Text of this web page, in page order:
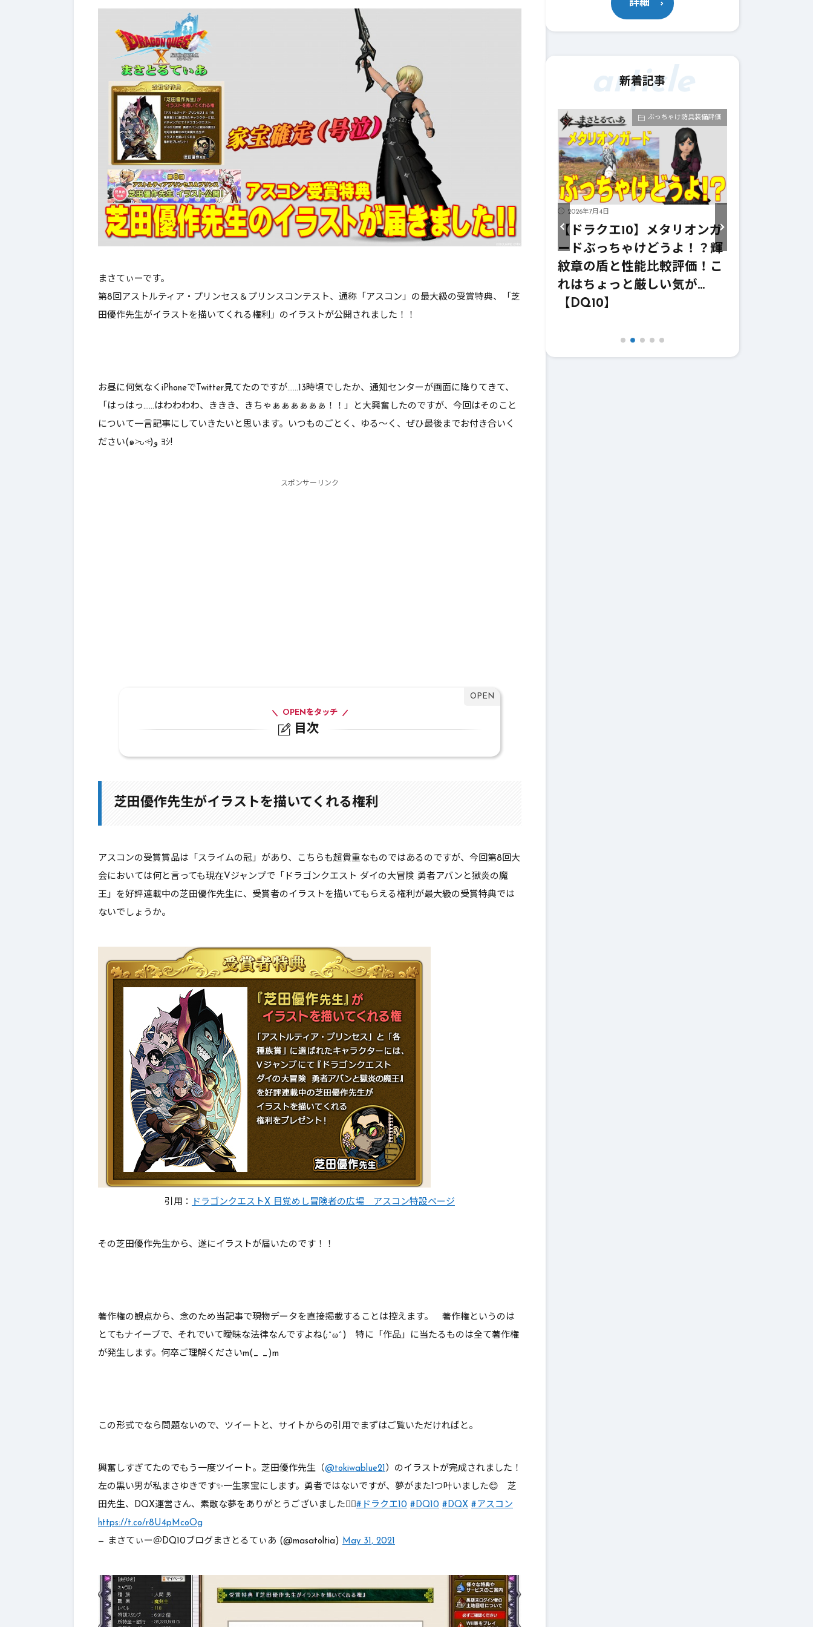
まさてぃーです。
第8回アストルティア・プリンセス＆プリンスコンテスト、通称「アスコン」の最大級の受賞特典、「芝
田優作先生がイラストを描いてくれる権利」のイラストが公開されました！！
お昼に何気なくiPhoneでTwitter見てたのですが……13時頃でしたか、通知センターが画面に降りてきて、
「はっはっ……はわわわわ、ききき、きちゃぁぁぁぁぁぁ！！」と大興奮したのですが、今回はそのこと
について一言記事にしていきたいと思います。いつものごとく、ゆる～く、ぜひ最後までお付き合いく
ださい(๑˃̵ᴗ˂̵)و ﾖｼ!
スポンサーリンク
目次
OPENをタッチ
1-2. せっかくなので…
芝田優作先生がイラストを描いてくれる権利
アスコンの受賞賞品は「スライムの冠」があり、こちらも超貴重なものではあるのですが、今回第8回大
会においては何と言っても現在Vジャンプで「ドラゴンクエスト ダイの大冒険 勇者アバンと獄炎の魔
王」を好評連載中の芝田優作先生に、受賞者のイラストを描いてもらえる権利が最大級の受賞特典 では
ないでしょうか。
引用： ドラゴンクエストX 目覚めし冒険者の広場 アスコン特設ページ
その芝田優作先生から、遂にイラストが届いたのです！！
著作権の観点から、念のため当記事で現物データを直接掲載することは控えます。 著作権というのは
とてもナイーブで、それでいて曖昧な法律なんですよね(;^ω^) 特に「作品」に当たるものは全て著作権
が発生します。何卒ご理解くださいm(_ _)m
この形式でなら問題ないので、ツイートと、サイトからの引用でまずはご覧いただければと。
興奮しすぎてたのでもう一度ツイート。芝田優作先生（@tokiwablue21）のイラストが完成されました！
左の黒い男が私まさゆきです✨一生家宝にします。勇者ではないですが、夢がまた1つ叶いました😊 芝
田先生、DQX運営さん、素敵な夢をありがとうございました🙇‍♂️#ドラクエ10 #DQ10 #DQX #アスコン
https://t.co/r8U4pMcoOg
— まさてぃー＠DQ10ブログまさとるてぃあ (@masatoltia) May 31, 2021
詳細
新着記事
article
ぶっちゃけ武器評価
【ドラクエ10】レーザーエッ
ジぶっちゃけどうよ！？クリ
んとあのレボルスライサー成
功率が…【DQ10】【ブーメラ
ぶっちゃけ防具装備評価
2026年7月4日
【ドラクエ10】メタリオンシ
ールドぶっちゃけどうよ！？
2026年7月4日
【ドラクエ10】メタリオンガ
ードぶっちゃけどうよ！？輝
【DQ10】
ぶっちゃけ武器評価
2026年7月4日
【ドラクエ10】メタリオンサ
イズぶっちゃけどうよ！？レ
イヴンサイズと性能比較評
価！強いけどどうなのこれｗ
【DQ10】【鎌】